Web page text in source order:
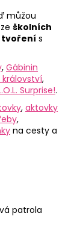
můžou
školních
tvoření s
, Gábinin
království,
Surprise!.
, aktovky
,
na cesty a
patrola